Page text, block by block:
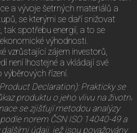
a vývoje šetrných materiálů a
se kterými se daří snižovat
tak spotřebu energií, a to se
výhodnosti.
vzrůstající zájem investorů,
není lhostejné a vkládají své
řízení.
Declaration): Prakticky se
produktu o jeho vlivu na životní
se zjišťují metodou analýzy
norem ČSN ISO 14040-49 a
údaji, jež jsou považovány